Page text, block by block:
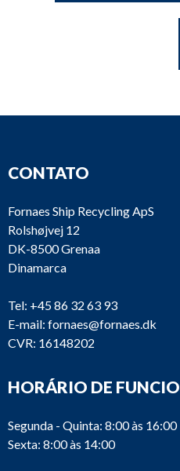
CONTATO
Fornaes Ship Recycling ApS
Rolshøjvej 12
DK-8500 Grenaa
Dinamarca
Tel: +45 86 32 63 93
E-mail: fornaes@fornaes.dk
CVR: 16148202
HORÁRIO DE
Segunda - Quinta: 8:00 às 16:00
Sexta: 8:00 às 14:00